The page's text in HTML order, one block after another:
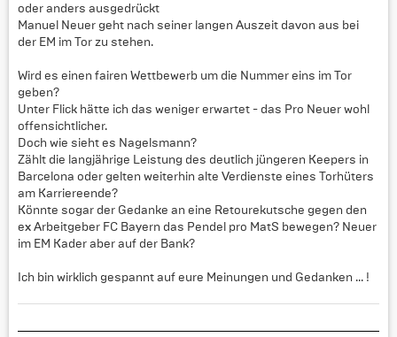
oder anders ausgedrückt
Manuel Neuer geht nach seiner langen Auszeit davon aus bei
der EM im Tor zu stehen.
Wird es einen fairen Wettbewerb um die Nummer eins im Tor
geben?
Unter Flick hätte ich das weniger erwartet - das Pro Neuer wohl
offensichtlicher.
Doch wie sieht es Nagelsmann?
Zählt die langjährige Leistung des deutlich jüngeren Keepers in
Barcelona oder gelten weiterhin alte Verdienste eines Torhüters
am Karriereende?
Könnte sogar der Gedanke an eine Retourekutsche gegen den
ex Arbeitgeber FC Bayern das Pendel pro MatS bewegen? Neuer
im EM Kader aber auf der Bank?
Ich bin wirklich gespannt auf eure Meinungen und Gedanken ... !